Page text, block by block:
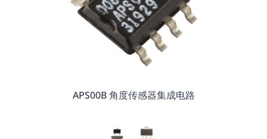
APS00B 角度传感器集成电路